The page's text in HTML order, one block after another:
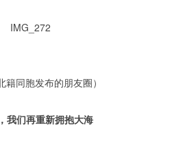
籍同胞发布的朋友圈）
我们再重新拥抱大海